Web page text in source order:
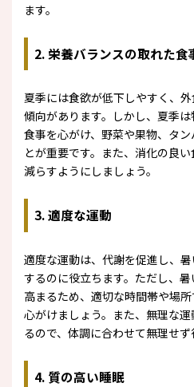
ます。
2. 栄養バランスの取れた食
夏季には食欲が低下しやすく、
傾向があります。しかし、夏季
食事を心がけ、野菜や果物、タ
とが重要です。また、消化の良
減らすようにしましょう。
3. 適度な運動
適度な運動は、代謝を促進し、
するのに役立ちます。ただし、
高まるため、適切な時間帯や場
心がけましょう。また、無理な
るので、体調に合わせて無理せず
4. 質の高い睡眠